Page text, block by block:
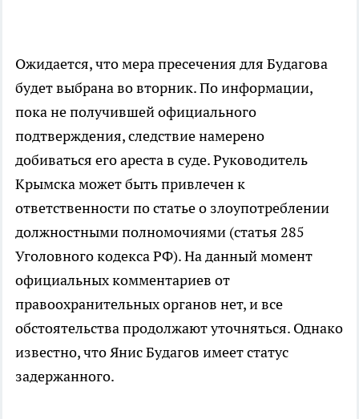
Ожидается, что мера пресечения для Будагова
будет выбрана во вторник. По информации,
пока не получившей официального
подтверждения, следствие намерено
добиваться его ареста в суде. Руководитель
Крымска может быть привлечен к
ответственности по статье о злоупотреблении
должностными полномочиями (статья 285
Уголовного кодекса РФ). На данный момент
официальных комментариев от
правоохранительных органов нет, и все
обстоятельства продолжают уточняться. Однако
известно, что Янис Будагов имеет статус
задержанного.